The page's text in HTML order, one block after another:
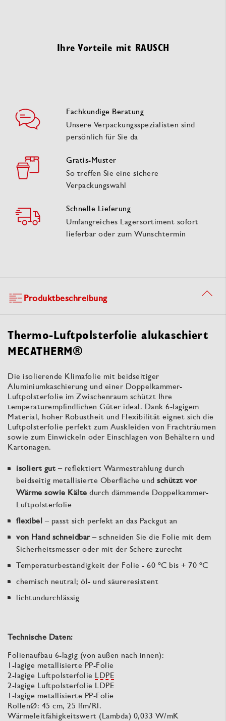
Ihre Vorteile mit RAUSCH
Fachkundige Beratung
Unsere Verpackungsspezialisten sind
persönlich für Sie da
Gratis-Muster
So treffen Sie eine sichere
Verpackungswahl
Schnelle Lieferung
Umfangreiches Lagersortiment sofort
lieferbar oder zum Wunschtermin
Produktbeschreibung
Thermo-Luftpolsterfolie alukaschiert
MECATHERM®
Die isolierende Klimafolie mit beidseitiger
Aluminiumkaschierung und einer Doppelkammer-
Luftpolsterfolie im Zwischenraum schützt Ihre
temperaturempfindlichen Güter ideal. Dank 6-lagigem
Material, hoher Robustheit und Flexibilität eignet sich die
Luftpolsterfolie perfekt zum Auskleiden von Frachträumen
sowie zum Einwickeln oder Einschlagen von Behältern und
Kartonagen.
isoliert gut – reflektiert Wärmestrahlung durch
beidseitig metallisierte Oberfläche und schützt vor
Wärme sowie Kälte durch dämmende Doppelkammer-
Luftpolsterfolie
flexibel– passt sich perfekt an das Packgut an
von Hand schneidbar– schneiden Sie die Folie mit dem
Sicherheitsmesser oder mit der Schere zurecht
Temperaturbeständigkeit der Folie - 60 ºC bis + 70 ºC
chemisch neutral; öl- und säureresistent
lichtundurchlässig
Technische Daten:
Folienaufbau 6-lagig (von außen nach innen):
1-lagige metallisierte PP-Folie
2-lagige Luftpolsterfolie LDPE
2-lagige Luftpolsterfolie LDPE
1-lagige metallisierte PP-Folie
RollenØ: 45 cm, 25 lfm/Rl.
Wärmeleitfähigkeitswert (Lambda) 0,033 W/mK